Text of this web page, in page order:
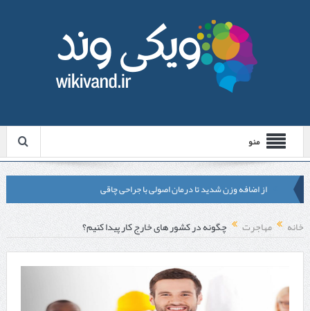
منو
از اضافه وزن شدید تا درمان اصولی با جراحی چاقی
لیزر موهای زائد شاتی یا رولی؟ مقایسه لیزرهای واقعی با شبه‌ لیزر در
مشهد
قبل از تماس با تعمیرکار ماشین ظرفشویی وستینگهاوس این موارد را
بررسی کنید
خانه مهاجرت چگونه در کشور های خارج کار پیدا کنیم؟